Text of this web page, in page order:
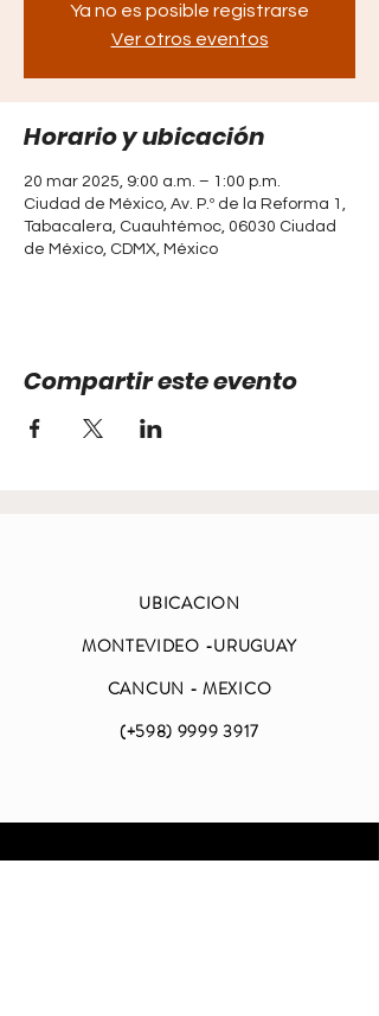
Ya no es posible registrarse
Ver otros eventos
Horario y ubicación
20 mar 2025, 9:00 a.m. – 1:00 p.m.
Ciudad de México, Av. P.º de la Reforma 1,
Tabacalera, Cuauhtémoc, 06030 Ciudad
de México, CDMX, México
Compartir este evento
UBICACION
MONTEVIDEO -URUGUAY
CANCUN - MEXICO
(+598) 9999 3917